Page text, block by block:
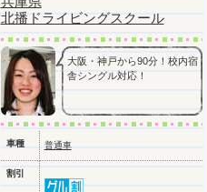
北播ドライビングスクール
大阪・神戸から90分！校内宿
舎シングル対応！
車種 普通車
割引